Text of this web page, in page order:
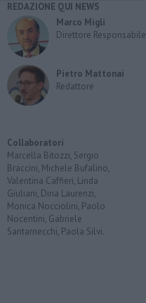
REDAZIONE QUI NEWS
Marco Migli
Direttore Responsabile
Pietro Mattonai
Redattore
Collaboratori
Marcella Bitozzi, Sergio
Braccini, Michele Bufalino,
Valentina Caffieri, Linda
Giuliani, Dina Laurenzi,
Monica Nocciolini, Paolo
Nocentini, Gabriele
Santarnecchi, Paola Silvi.